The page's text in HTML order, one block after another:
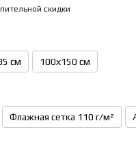
скидки
см 100х150 см
Флажная сетка 110 г/м²